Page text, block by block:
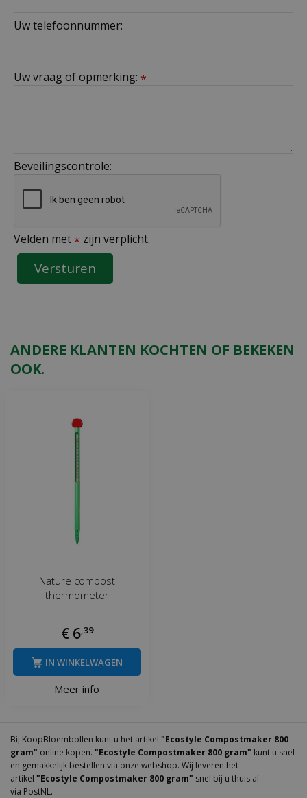
Uw telefoonnummer:
Uw vraag of opmerking: *
Beveilingscontrole:
Velden met * zijn verplicht.
ANDERE KLANTEN KOCHTEN OF BEKEKEN
OOK.
Nature compost
thermometer
€ 6,39
Meer info
IN WINKELWAGEN
Bij KoopBloembollen kunt u het artikel "Ecostyle Compostmaker 800
gram" online kopen. "Ecostyle Compostmaker 800 gram" kunt u snel
en gemakkelijk bestellen via onze webshop. Wij leveren het
artikel "Ecostyle Compostmaker 800 gram" snel bij u thuis af
via PostNL.